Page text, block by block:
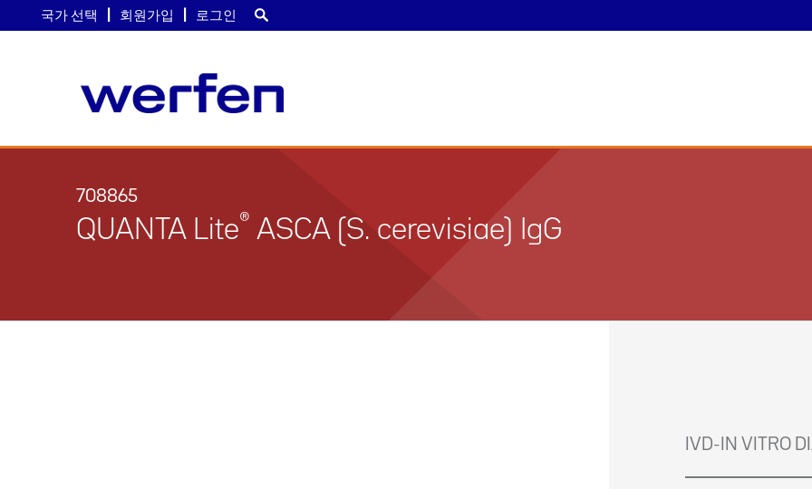
국가 선택 회원가입 로그인
기
708865
QUANTA Lite® ASCA (S. cerevisiae) IgG
IVD-IN VITRO